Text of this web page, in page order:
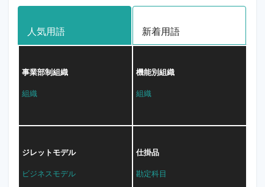
人気用語 新着用語
事業部制組織
組織
機能別組織
組織
ジレットモデル
ビジネスモデル
仕掛品
勘定科目